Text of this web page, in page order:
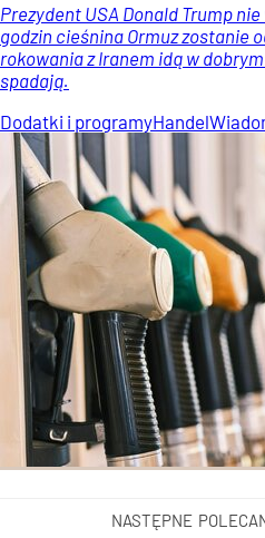
Prezydent USA Donald Trump
godzin cieśnina Ormuz zostanie
rokowania z Iranem idą w
spadają.
Dodatki i programyHandel